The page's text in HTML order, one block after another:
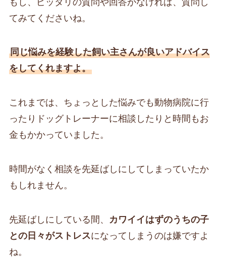
てみてくださいね。
同じ悩みを経験した飼い主さんが良いアドバイス
をしてくれますよ。
これまでは、ちょっとした悩みでも動物病院に行
ったりドッグトレーナーに相談したりと時間もお
金もかかっていました。
時間がなく相談を先延ばしにしてしまっていたか
もしれません。
先延ばしにしている間、
カワイイはずのうちの子
との日々がストレスになってしまうのは嫌ですよ
ね。